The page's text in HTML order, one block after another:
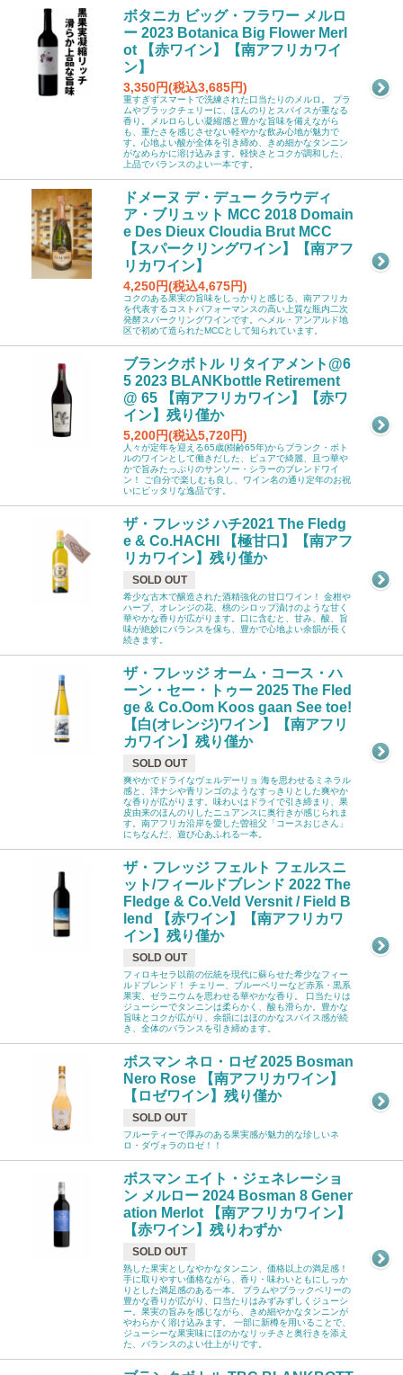
ボタニカ ビッグ・フラワー メルロ
ー 2023 Botanica Big Flower Merl
ot 【赤ワイン】【南アフリカワイ
ン】
3,350円(税込3,685円)
重すぎずスマートで洗練された口当たりのメルロ。 プラ
ムやブラックチェリーに、ほんのりとスパイスが重なる
香り。メルロらしい凝縮感と豊かな旨味を備えながら
も、重たさを感じさせない軽やかな飲み心地が魅力で
す。心地よい酸が全体を引き締め、きめ細かなタンニン
がなめらかに溶け込みます。軽快さとコクが調和した、
上品でバランスのよい一本です。
ドメーヌ デ・デュー クラウディ
ア・ブリュット MCC 2018 Domain
e Des Dieux Cloudia Brut MCC
【スパークリングワイン】【南アフ
リカワイン】
4,250円(税込4,675円)
コクのある果実の旨味をしっかりと感じる、南アフリカ
を代表するコストパフォーマンスの高い上質な瓶内二次
発酵スパークリングワインです。ヘメル・アンアルド地
区で初めて造られたMCCとして知られています。
ブランクボトル リタイアメント@6
5 2023 BLANKbottle Retirement
@ 65 【南アフリカワイン】【赤ワ
イン】残り僅か
5,200円(税込5,720円)
人々が定年を迎える65歳(樹齢65年)からブランク・ボト
ルのワインとして働きだした、ピュアで綺麗、且つ華や
かで旨みたっぷりのサンソー・シラーのブレンドワイ
ン！ ご自分で楽しむも良し、ワイン名の通り定年のお祝
いにピッタリな逸品です。
ザ・フレッジ ハチ2021 The Fledg
e & Co.HACHI 【極甘口】【南アフ
リカワイン】残り僅か
SOLD OUT
希少な古木で醸造された酒精強化の甘口ワイン！ 金柑や
ハーブ、オレンジの花、桃のシロップ漬けのような甘く
華やかな香りが広がります。口に含むと、甘み、酸、旨
味が絶妙にバランスを保ち、豊かで心地よい余韻が長く
続きます。
ザ・フレッジ オーム・コース・ハ
ーン・セー・トゥー 2025 The Fled
ge & Co.Oom Koos gaan See toe!
【白(オレンジ)ワイン】【南アフリ
カワイン】残り僅か
SOLD OUT
爽やかでドライなヴェルデーリョ 海を思わせるミネラル
感と、洋ナシや青リンゴのようなすっきりとした爽やか
な香りが広がります。味わいはドライで引き締まり、果
皮由来のほんのりしたニュアンスに奥行きが感じられま
す。南アフリカ沿岸を愛した曽祖父「コースおじさん」
にちなんだ、遊び心あふれる一本。
ザ・フレッジ フェルト フェルスニ
ット/フィールドブレンド 2022 The
Fledge & Co.Veld Versnit / Field B
lend 【赤ワイン】【南アフリカワ
イン】残り僅か
SOLD OUT
フィロキセラ以前の伝統を現代に蘇らせた希少なフィー
ルドブレンド！ チェリー、ブルーベリーなど赤系・黒系
果実、ゼラニウムを思わせる華やかな香り。 口当たりは
ジューシーでタンニンは柔らかく、酸も滑らか。豊かな
旨味とコクが広がり、余韻にはほのかなスパイス感が続
き、全体のバランスを引き締めます。
ボスマン ネロ・ロゼ 2025 Bosman
Nero Rose 【南アフリカワイン】
【ロゼワイン】残り僅か
SOLD OUT
フルーティーで厚みのある果実感が魅力的な珍しいネ
ロ・ダヴォラのロゼ！！
ボスマン エイト・ジェネレーショ
ン メルロー 2024 Bosman 8 Gener
ation Merlot 【南アフリカワイン】
【赤ワイン】残りわずか
SOLD OUT
熟した果実としなやかなタンニン、価格以上の満足感！
手に取りやすい価格ながら、香り・味わいともにしっか
りとした満足感のある一本。 プラムやブラックベリーの
豊かな香りが広がり、口当たりはみずみずしくジューシ
ー。果実の旨みを感じながら、きめ細やかなタンニンが
やわらかく溶け込みます。 一部に新樽を用いることで、
ジューシーな果実味にほのかなリッチさと奥行きを添え
た、バランスのよい仕上がりです。